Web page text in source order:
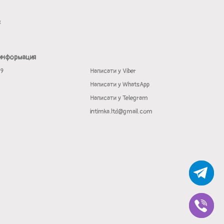
Написати у Viber
Написати у WhatsApp
Написати у Telegram
intimka.ltd@gmail.com